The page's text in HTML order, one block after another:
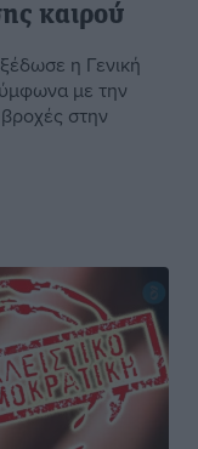
καιρού
η Γενική
με την
στην